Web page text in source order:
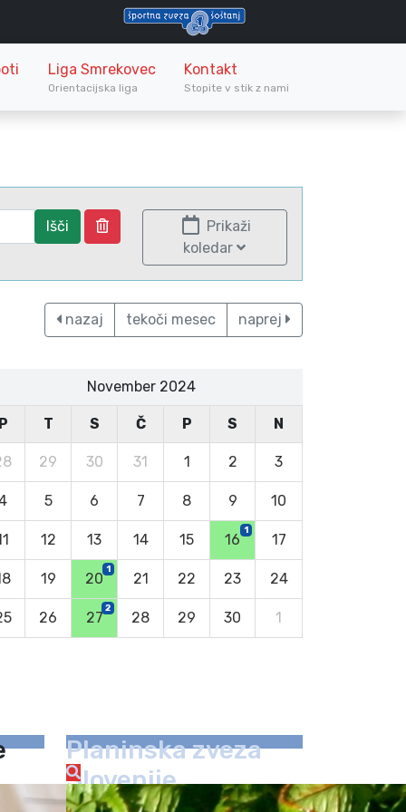
Liga Smrekovec
Orientacijska liga
Kontakt
Stopite v stik z nami
Išči
Prikaži
koledar
nazaj tekoči mesec naprej
November 2024
T S Č P S N
29 30 31 1 2 3
5 6 7 8 9 10
12 13 14 15 16
1
17
19 20
1
21 22 23 24
26 27
2
28 29 30 1
Planinska zveza
Slovenije